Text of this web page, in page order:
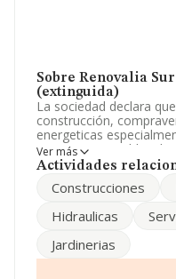
Sobre Renovalia
(extinguida)
La sociedad declara
construcción,
energeticas
energias renovables de
eolica, biomasa,
'Transporte de energía
(extinguida)
Innovacion Ed Renta
Ver más
Actividades
Construcciones
Hidraulicas
Jardinerias